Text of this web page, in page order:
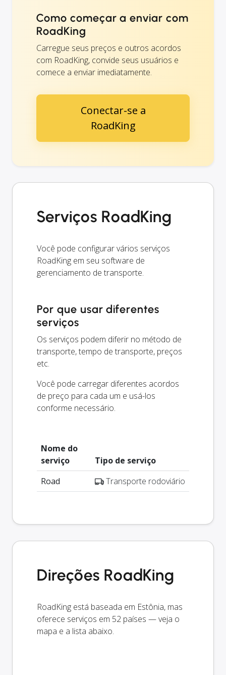
Como começar a enviar com
RoadKing
Carregue seus preços e outros acordos
com RoadKing, convide seus usuários e
comece a enviar imediatamente.
Conectar-se a
RoadKing
Serviços RoadKing
Você pode configurar vários serviços
RoadKing em seu software de
gerenciamento de transporte.
Por que usar diferentes
serviços
Os serviços podem diferir no método de
transporte, tempo de transporte, preços
etc.
Você pode carregar diferentes acordos
de preço para cada um e usá-los
conforme necessário.
Nome do
serviço
Tipo de serviço
Road
Transporte rodoviário
Direções RoadKing
RoadKing está baseada em Estônia, mas
oferece serviços em 52 países — veja o
mapa e a lista abaixo.